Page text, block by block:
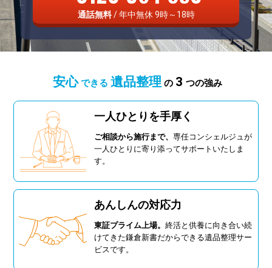
通話無料/ 年中無休 9時～18時
安心 できる 遺品整理 の 3 つの強み
一人ひとりを手厚く
ご相談から施行まで、専任コンシェルジュが
一人ひとりに寄り添ってサポートいたしま
す。
あんしんの対応力
東証プライム上場。終活と供養に向き合い続
けてきた鎌倉新書だからできる遺品整理サー
ビスです。